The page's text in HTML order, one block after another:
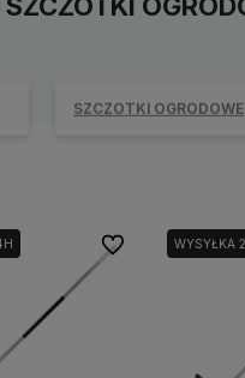
SZCZOTKI OGRODOWE
Do ulubionychWYSYŁKA